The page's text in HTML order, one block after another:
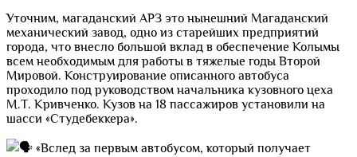
Уточним, магаданский АРЗ это нынешний Магаданский
механический завод, одно из старейших предприятий
города, что внесло большой вклад в обеспечение Колымы
всем необходимым для работы в тяжелые годы Второй
Мировой. Конструирование описанного автобуса
проходило под руководством начальника кузовного цеха
М.Т. Кривченко. Кузов на 18 пассажиров установили на
шасси «Студебеккера».
«Вслед за первым автобусом, который получает